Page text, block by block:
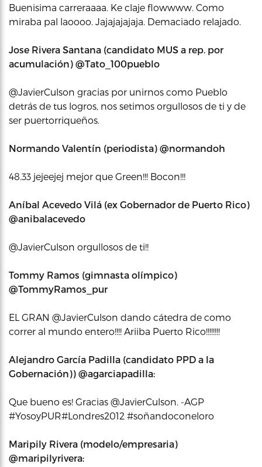
Buenisima carreraaaa. Ke claje flowwww. Como
miraba pal laoooo. Jajajajajaja. Demaciado relajado.
Jose Rivera Santana (candidato MUS a rep. por
acumulación) ‏@Tato_100pueblo
@JavierCulson gracias por unirnos como Pueblo
detrás de tus logros, nos setimos orgullosos de ti y de
ser puertorriqueños.
Normando Valentín (periodista) ‏@normandoh
48.33 jejeejej mejor que Green!!! Bocon!!!
Aníbal Acevedo Vilá (ex Gobernador de Puerto Rico)
‏@anibalacevedo
@JavierCulson orgullosos de ti!!
Tommy Ramos (gimnasta olímpico)
‏@TommyRamos_pur
EL GRAN @JavierCulson dando cátedra de como
correr al mundo entero!!!! Ariiba Puerto Rico!!!!!!!!
Alejandro ‏García Padilla (candidato PPD a la
Gobernación)) @agarciapadilla:
Que bueno es! Gracias @JavierCulson. -AGP
#YosoyPUR#Londres2012 #soñandoconeloro
Maripily Rivera (modelo/empresaria)
‏@maripilyrivera: